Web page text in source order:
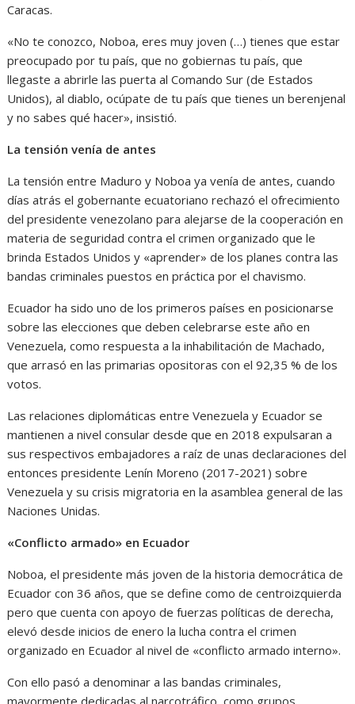
Caracas.
«No te conozco, Noboa, eres muy joven (…) tienes que estar
preocupado por tu país, que no gobiernas tu país, que
llegaste a abrirle las puerta al Comando Sur (de Estados
Unidos), al diablo, ocúpate de tu país que tienes un berenjenal
y no sabes qué hacer», insistió.
La tensión venía de antes
La tensión entre Maduro y Noboa ya venía de antes, cuando
días atrás el gobernante ecuatoriano rechazó el ofrecimiento
del presidente venezolano para alejarse de la cooperación en
materia de seguridad contra el crimen organizado que le
brinda Estados Unidos y «aprender» de los planes contra las
bandas criminales puestos en práctica por el chavismo.
Ecuador ha sido uno de los primeros países en posicionarse
sobre las elecciones que deben celebrarse este año en
Venezuela, como respuesta a la inhabilitación de Machado,
que arrasó en las primarias opositoras con el 92,35 % de los
votos.
Las relaciones diplomáticas entre Venezuela y Ecuador se
mantienen a nivel consular desde que en 2018 expulsaran a
sus respectivos embajadores a raíz de unas declaraciones del
entonces presidente Lenín Moreno (2017-2021) sobre
Venezuela y su crisis migratoria en la asamblea general de las
Naciones Unidas.
«Conflicto armado» en Ecuador
Noboa, el presidente más joven de la historia democrática de
Ecuador con 36 años, que se define como de centroizquierda
pero que cuenta con apoyo de fuerzas políticas de derecha,
elevó desde inicios de enero la lucha contra el crimen
organizado en Ecuador al nivel de «conflicto armado interno».
Con ello pasó a denominar a las bandas criminales,
mayormente dedicadas al narcotráfico, como grupos